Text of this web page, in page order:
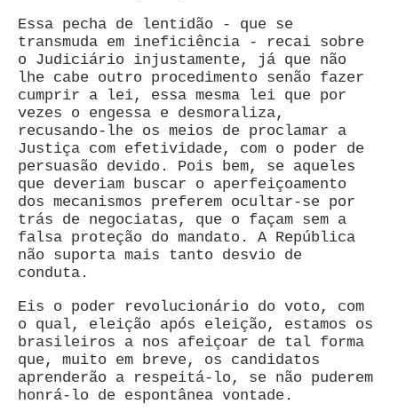
Essa pecha de lentidão - que se
transmuda em ineficiência - recai sobre
o Judiciário injustamente, já que não
lhe cabe outro procedimento senão fazer
cumprir a lei, essa mesma lei que por
vezes o engessa e desmoraliza,
recusando-lhe os meios de proclamar a
Justiça com efetividade, com o poder de
persuasão devido. Pois bem, se aqueles
que deveriam buscar o aperfeiçoamento
dos mecanismos preferem ocultar-se por
trás de negociatas, que o façam sem a
falsa proteção do mandato. A República
não suporta mais tanto desvio de
conduta.
Eis o poder revolucionário do voto, com
o qual, eleição após eleição, estamos os
brasileiros a nos afeiçoar de tal forma
que, muito em breve, os candidatos
aprenderão a respeitá-lo, se não puderem
honrá-lo de espontânea vontade.